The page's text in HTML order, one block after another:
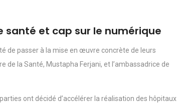
santé et cap sur le numérique
de passer à la mise en œuvre concrète de leurs
de la Santé, Mustapha Ferjani, et l’ambassadrice de
ont décidé d’accélérer la réalisation des hôpitaux